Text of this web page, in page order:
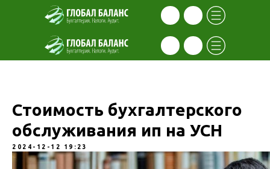
Стоимость бухгалтерского
обслуживания ип на УСН
2024-12-12 19:23